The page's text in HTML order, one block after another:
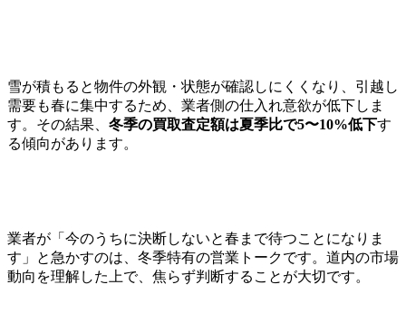
雪が積もると物件の外観・状態が確認しにくくなり、引越し
需要も春に集中するため、業者側の仕入れ意欲が低下しま
す。その結果、 冬季の買取査定額は夏季比で5〜10%低下す
る傾向があります。
業者が「今のうちに決断しないと春まで待つことになりま
す」と急かすのは、冬季特有の営業トークです。道内の市場
動向を理解した上で、焦らず判断することが大切です。